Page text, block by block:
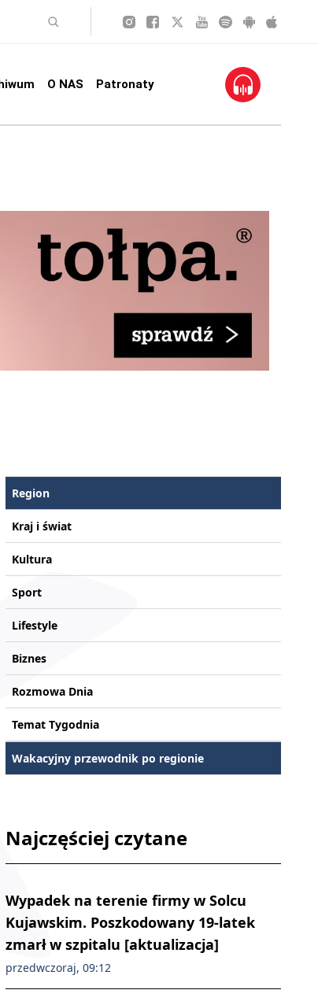
O NAS Patronaty
Region
Kraj i świat
Kultura
Sport
Lifestyle
Biznes
Rozmowa Dnia
Temat Tygodnia
Wakacyjny przewodnik po regionie
Najczęściej czytane
Wypadek na terenie firmy w Solcu
Kujawskim. Poszkodowany 19-latek
zmarł w szpitalu [aktualizacja]
przedwczoraj, 09:12